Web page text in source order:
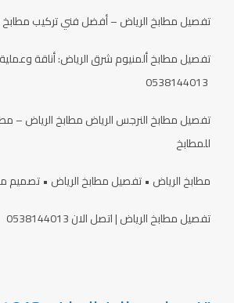
تفصيل مطابخ الرياض – أفضل فني تركيب مطابخ
تفصيل مطابخ ألمنيوم شرق الرياض: أناقة
تفصيل مطابخ النرجس الرياض مطابخ الرياض –
للمطابخ
مطابخ الرياض • تفصيل مطابخ الرياض • تصميم
تفصيل مطابخ الرياض | اتصل الان 0538144013